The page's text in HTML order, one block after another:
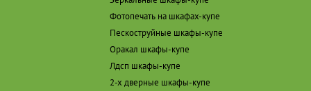
Фотопечать на шкафах-купе
Пескоструйные шкафы-купе
Оракал шкафы-купе
Лдсп шкафы-купе
2-х дверные шкафы-купе